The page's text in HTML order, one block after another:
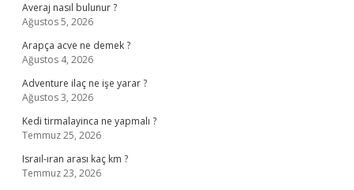
Averaj nasıl bulunur ?
Ağustos 5, 2026
Arapça acve ne demek ?
Ağustos 4, 2026
Adventure ilaç ne işe yarar ?
Ağustos 3, 2026
Kedi tirmalayinca ne yapmalı ?
Temmuz 25, 2026
Israıl-ıran arası kaç km ?
Temmuz 23, 2026